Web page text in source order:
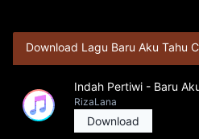
Download Lagu Baru Aku Tahu
Indah Pertiwi - Baru
RizaLana
Download